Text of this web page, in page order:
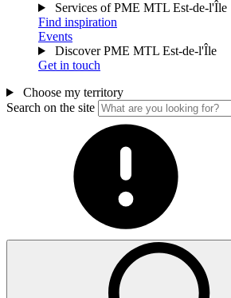
Services of PME MTL Est-de-l'Île
Find inspiration
Events
Discover PME MTL Est-de-l'Île
Get in touch
Choose my territory
Search on the site